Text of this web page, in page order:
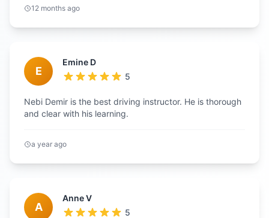
12 months ago
E
Emine D
5
Nebi Demir is the best driving instructor. He is thorough
and clear with his learning.
a year ago
A
Anne V
5